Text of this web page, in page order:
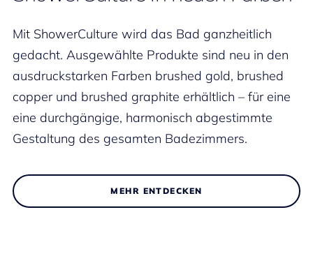
Mit ShowerCulture wird das Bad ganzheitlich
gedacht. Ausgewählte Produkte sind neu in den
ausdruckstarken Farben brushed gold, brushed
copper und brushed graphite erhältlich – für eine
eine durchgängige, harmonisch abgestimmte
Gestaltung des gesamten Badezimmers.
MEHR ENTDECKEN